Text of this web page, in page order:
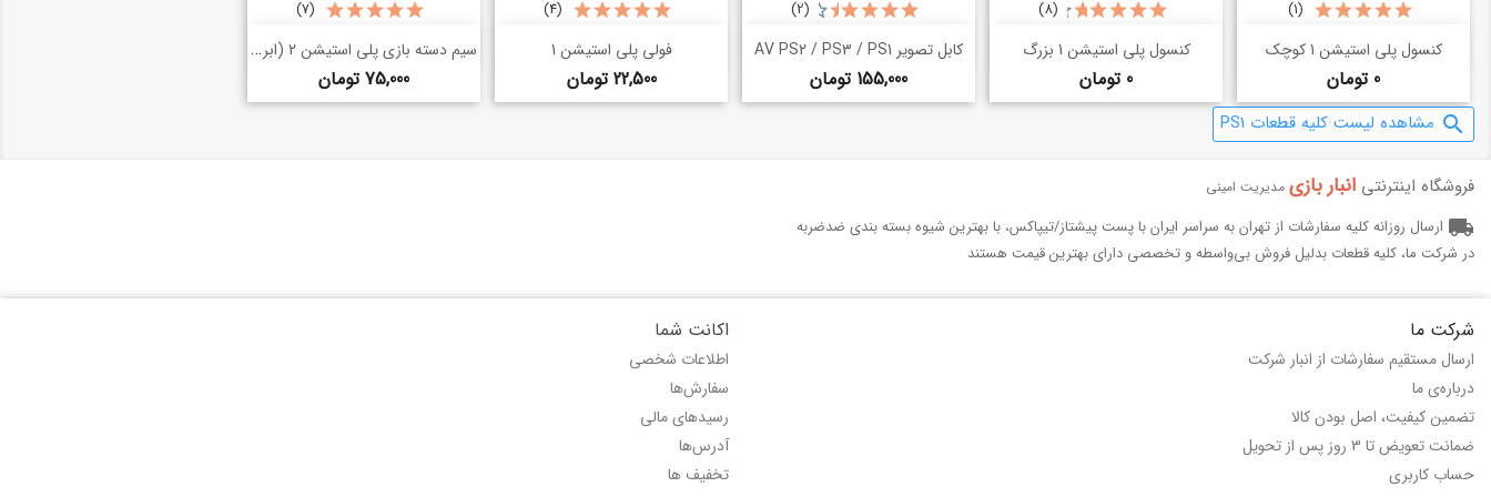
کنسول پلی استیشن 1 کوچک
قیمت 0 تومان
(1)
shopping_basketخرید سریع کنسول پلی استیشن 1 بزرگ
قیمت 0 تومان
(8)
shopping_basketخرید سریع کابل تصویر AV PS2 / PS3 / PS1
قیمت155,000 تومان
(2)
shopping_basketخرید سریع فولی پلی استیشن 1
قیمت22,500 تومان
(4)
shopping_basket خرید سریع
سیم دسته بازی پلی استیشن 2 (ابریشم)
قیمت75,000 تومان
(7)
shopping_basketخرید سریع
search مشاهده لیست کلیه قطعات PS1
فروشگاه اینترنتی انبار بازی‌ مدیریت امینی
local_shipping ارسال روزانه کلیه سفارشات از تهران به سراسر ایران با پست پیشتاز/تیپاکس، با بهترین شیوه بسته بندی ضدضربه
در شرکت ما، کلیه قطعات بدلیل فروش بی‌واسطه و تخصصی دارای بهترین قیمت هستند
شرکت ما
ارسال مستقیم سفارشات از انبار شرکت
درباره‌ی ما
تضمین کیفیت، اصل بودن کالا
ضمانت تعویض تا 3 روز پس از تحویل
حساب کاربری
اکانت شما
اطلاعات شخصی
سفارش‌ها
رسیدهای مالی
آدرس‌ها
تخفیف ها